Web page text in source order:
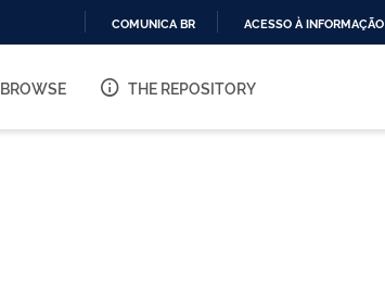
O
COMUNICA BR ACESSO À INFORMAÇÃO
BROWSE THE REPOSITORY